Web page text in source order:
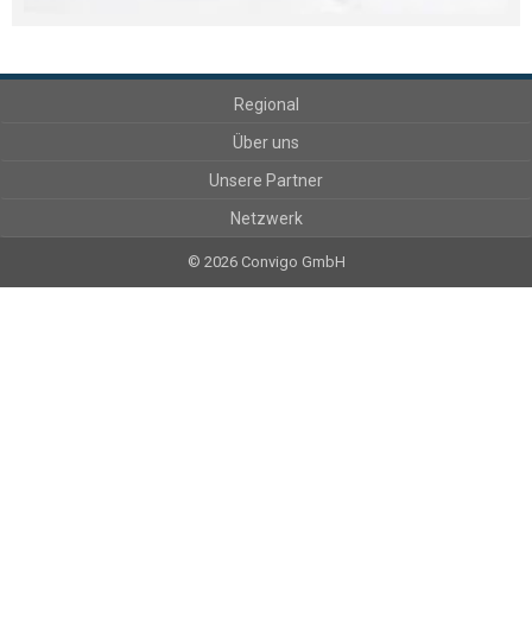
Regional
Über uns
Unsere Partner
Netzwerk
© 2026 Convigo GmbH